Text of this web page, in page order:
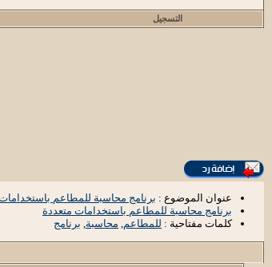
التسجيل
عنوان الموضوع : برنامج محاسبة للمطاعم
برنامج محاسبة للمطاعم باستخدامات متعددة
كلمات مفتاحية : للمطاعم, محاسبة, برنامج